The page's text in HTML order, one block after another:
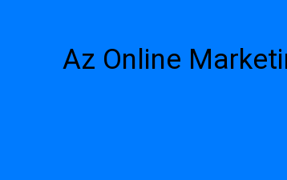
Az Online